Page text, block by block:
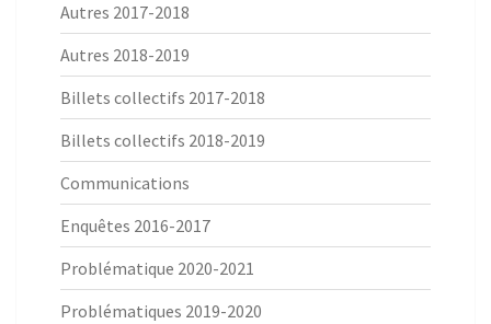
Autres 2017-2018
Autres 2018-2019
Billets collectifs 2017-2018
Billets collectifs 2018-2019
Communications
Enquêtes 2016-2017
Problématique 2020-2021
Problématiques 2019-2020